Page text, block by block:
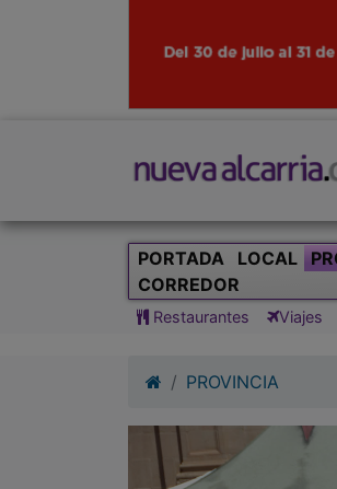
PORTADA LOCAL
CORREDOR
Restaurantes Viajes
PROVINCIA